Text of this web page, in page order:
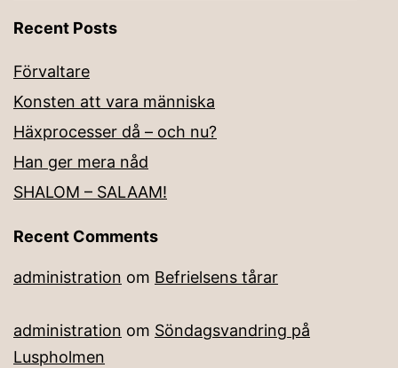
Recent Posts
Förvaltare
Konsten att vara människa
Häxprocesser då – och nu?
Han ger mera nåd
SHALOM – SALAAM!
Recent Comments
administration om Befrielsens tårar
administration om Söndagsvandring på
Luspholmen